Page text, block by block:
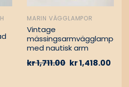
MARIN VÄGGLAMPOR
Vintage
mässingsarmvägglampa
med nautisk arm
kr1,711.00 kr1,418.00